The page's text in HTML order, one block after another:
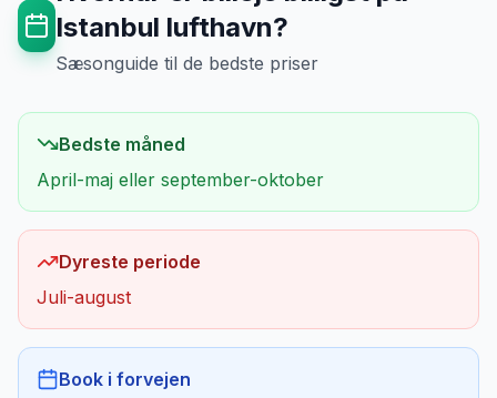
Istanbul lufthavn?
Sæsonguide til de bedste priser
Bedste måned
April-maj eller september-oktober
Dyreste periode
Juli-august
Book i forvejen